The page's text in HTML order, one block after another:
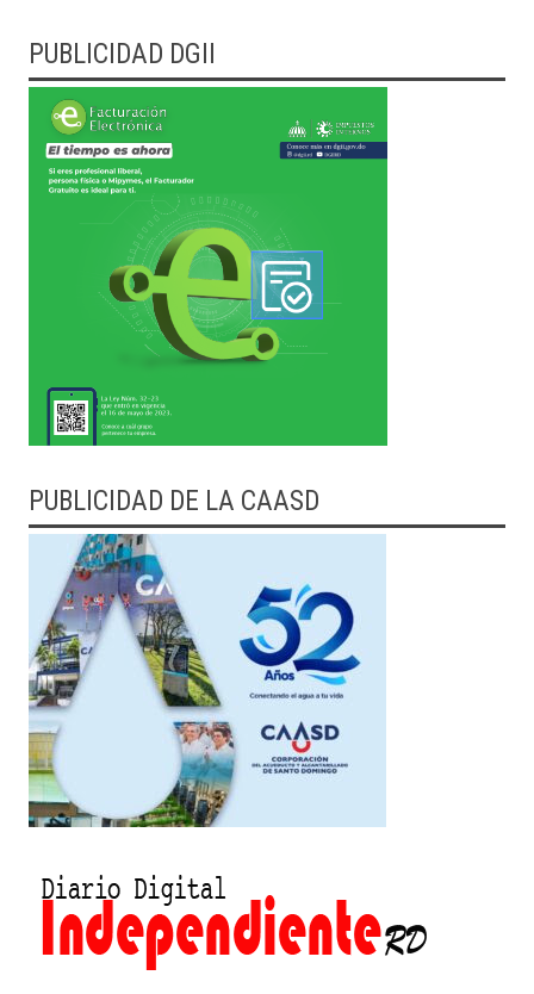
PUBLICIDAD DGII
PUBLICIDAD DE LA CAASD